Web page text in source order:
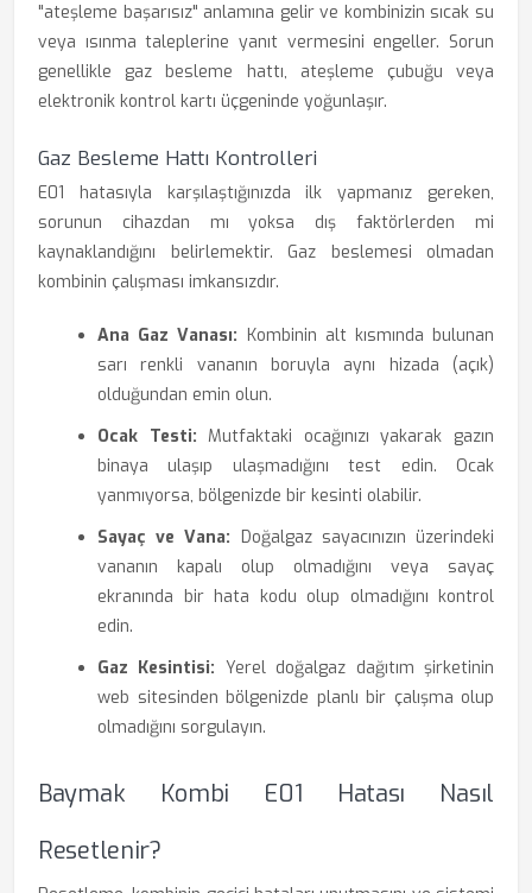
"ateşleme başarısız" anlamına gelir ve kombinizin sıcak su
veya ısınma taleplerine yanıt vermesini engeller. Sorun
genellikle gaz besleme hattı, ateşleme çubuğu veya
elektronik kontrol kartı üçgeninde yoğunlaşır.
Gaz Besleme Hattı Kontrolleri
E01 hatasıyla karşılaştığınızda ilk yapmanız gereken,
sorunun cihazdan mı yoksa dış faktörlerden mi
kaynaklandığını belirlemektir. Gaz beslemesi olmadan
kombinin çalışması imkansızdır.
Ana Gaz Vanası: Kombinin alt kısmında bulunan
sarı renkli vananın boruyla aynı hizada (açık)
olduğundan emin olun.
Ocak Testi: Mutfaktaki ocağınızı yakarak gazın
binaya ulaşıp ulaşmadığını test edin. Ocak
yanmıyorsa, bölgenizde bir kesinti olabilir.
Sayaç ve Vana: Doğalgaz sayacınızın üzerindeki
vananın kapalı olup olmadığını veya sayaç
ekranında bir hata kodu olup olmadığını kontrol
edin.
Gaz Kesintisi: Yerel doğalgaz dağıtım şirketinin
web sitesinden bölgenizde planlı bir çalışma olup
olmadığını sorgulayın.
Baymak Kombi E01 Hatası Nasıl
Resetlenir?